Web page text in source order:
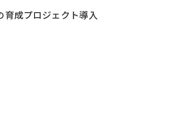
成プロジェクト導入